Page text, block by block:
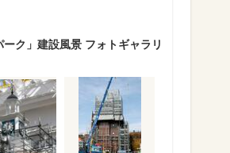
ク」建設風景 フォトギャラリ